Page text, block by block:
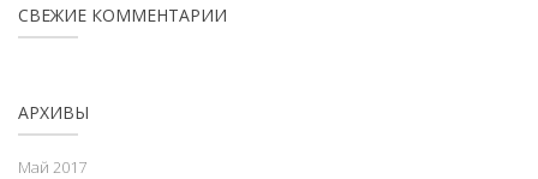
СВЕЖИЕ КОММЕНТАРИИ
АРХИВЫ
Май 2017